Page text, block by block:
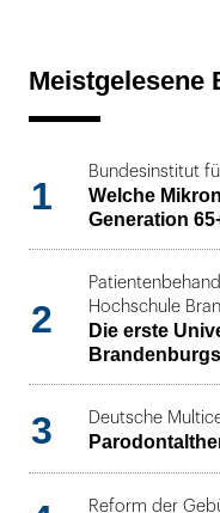
Meistgelesene
1
Bundesinstitut
Welche
Generation
2
Hochschule
Die erste
3 Deutsche
Reform der